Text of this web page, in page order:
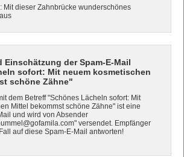
Mit dieser Zahnbrücke wunderschönes
Einschätzung der Spam-E-Mail
sofort: Mit neuem kosmetischen
schöne Zähne"
dem Betreff "Schönes Lächeln sofort: Mit
Mittel bekommst schöne Zähne" ist eine
und wird von Absender
versendet. Empfänger
auf diese Spam-E-Mail antworten!